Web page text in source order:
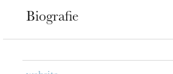
Biografie